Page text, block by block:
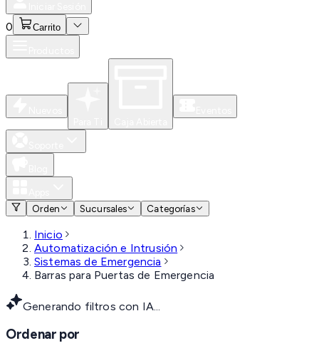
0 Carrito
Orden
Sucursales Categorías
Inicio
Automatización e Intrusión
Sistemas de Emergencia
Barras para Puertas de Emergencia
Generando filtros con IA...
Ordenar por